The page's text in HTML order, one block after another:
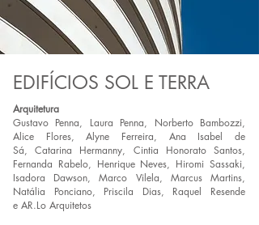
EDIFÍCIOS SOL E TERRA
Arquitetura
Gustavo Penna, Laura Penna, Norberto Bambozzi,
Alice Flores, Alyne Ferreira, Ana Isabel de
Sá, Catarina Hermanny, Cintia Honorato Santos,
Fernanda Rabelo, Henrique Neves, Hiromi Sassaki,
Isadora Dawson, Marco Vilela, Marcus Martins,
Natália Ponciano, Priscila Dias, Raquel Resende
e AR.Lo Arquitetos